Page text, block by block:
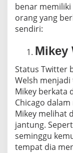
benar
orang yang
sendiri:
Mikey
Status Twitter
Welsh
Mikey berkata
Chicago
Mikey melihat
jantung.
seminggu
tempat dia